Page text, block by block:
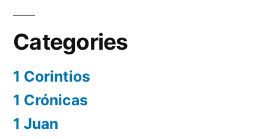
Categories
1 Corintios
1 Crónicas
1 Juan